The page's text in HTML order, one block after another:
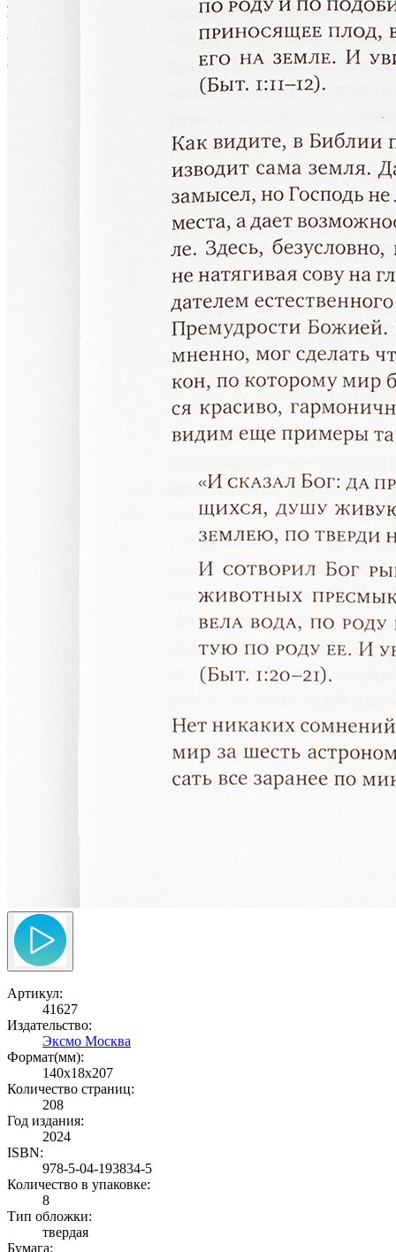
Артикул:
41627
Издательство:
Эксмо Москва
Формат(мм):
140x18x207
Количество страниц:
208
Год издания:
2024
ISBN:
978-5-04-193834-5
Количество в упаковке:
8
Тип обложки:
твердая
Бумага: